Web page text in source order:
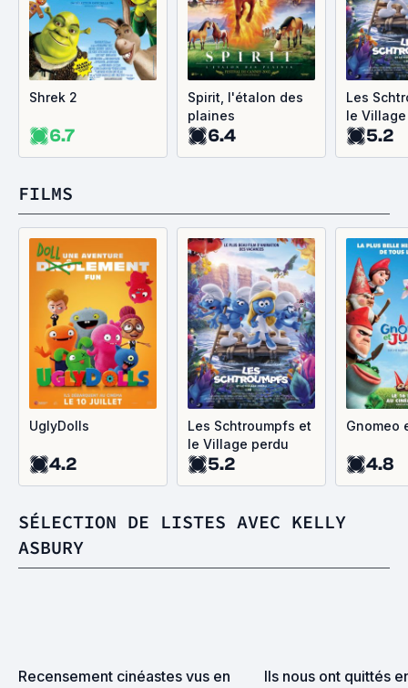
Shrek 2
6.7
Spirit, l'étalon des
plaines
6.4
Les
le
5.2
FILMS
UglyDolls
4.2
Les Schtroumpfs et
le Village perdu
5.2
Gnomeo
4.8
SÉLECTION DE LISTES AVEC KELLY
ASBURY
Recensement cinéastes vus en
Ils nous ont quittés